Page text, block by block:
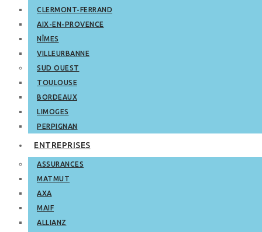
CLERMONT-FERRAND
AIX-EN-PROVENCE
NÎMES
VILLEURBANNE
SUD OUEST
TOULOUSE
BORDEAUX
LIMOGES
PERPIGNAN
ENTREPRISES
ASSURANCES
MATMUT
AXA
MAIF
ALLIANZ